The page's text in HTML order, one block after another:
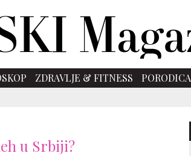
ZDRAVLJE & FITNESS PORODICA
u Srbiji?